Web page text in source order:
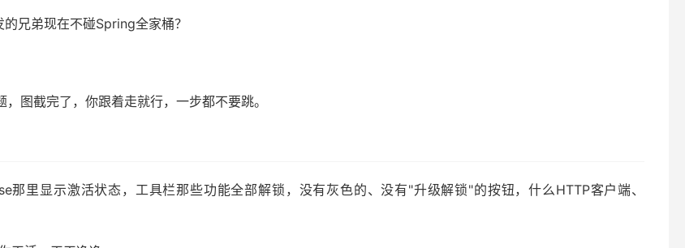
兄弟现在不碰Spring全家桶？
图截完了，你跟着走就行，一步都不要跳。
里显示激活状态，工具栏那些功能全部解锁，没有灰色的、没有"升级解锁"的按钮，什么HTTP客户端、